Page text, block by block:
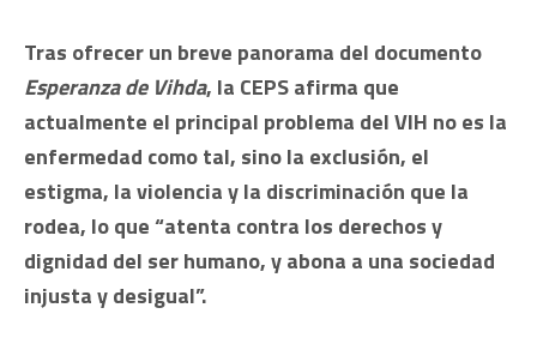
Tras ofrecer un breve panorama del documento
Esperanza de Vihda, la CEPS afirma que
actualmente el principal problema del VIH no es la
enfermedad como tal, sino la exclusión, el
estigma, la violencia y la discriminación que la
rodea, lo que “atenta contra los derechos y
dignidad del ser humano, y abona a una sociedad
injusta y desigual”.